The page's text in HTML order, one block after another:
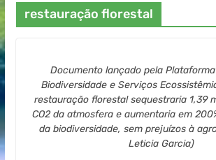
restauração florestal
Documento lançado pela
Biodiversidade e Serviços
restauração florestal sequestraria 1,39
CO2 da atmosfera e aumentaria em
da biodiversidade, sem prejuízos à
Leticia Garcia)